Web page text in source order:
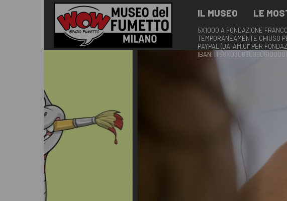
IL MUSEO LE
5X1000 A FONDAZIONE
TEMPORANEAMENTE CHIUSO
PAYPAL (DA "AMICI" PER
IBAN: